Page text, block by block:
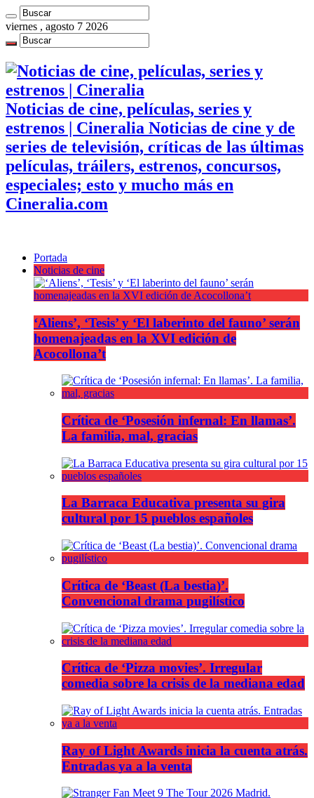
viernes , agosto 7 2026
Noticias de cine, películas, series y
estrenos | Cineralia Noticias de cine y de
series de televisión, críticas de las últimas
películas, tráilers, estrenos, concursos,
especiales; esto y mucho más en
Cineralia.com
Portada
Noticias de cine
‘Aliens’, ‘Tesis’ y ‘El laberinto del fauno’ serán
homenajeadas en la XVI edición de
Acocollona’t
Crítica de ‘Posesión infernal: En llamas’.
La familia, mal, gracias
La Barraca Educativa presenta su gira
cultural por 15 pueblos españoles
Crítica de ‘Beast (La bestia)’.
Convencional drama pugilístico
Crítica de ‘Pizza movies’. Irregular
comedia sobre la crisis de la mediana edad
Ray of Light Awards inicia la cuenta atrás.
Entradas ya a la venta